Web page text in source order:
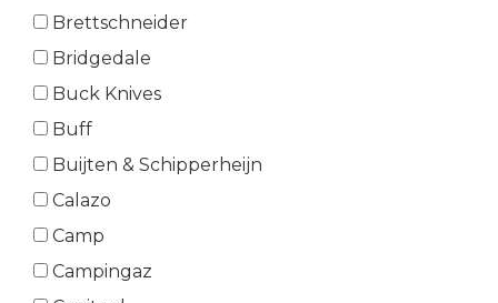
Brettschneider
Bridgedale
Buck Knives
Buff
Buijten & Schipperheijn
Calazo
Camp
Campingaz